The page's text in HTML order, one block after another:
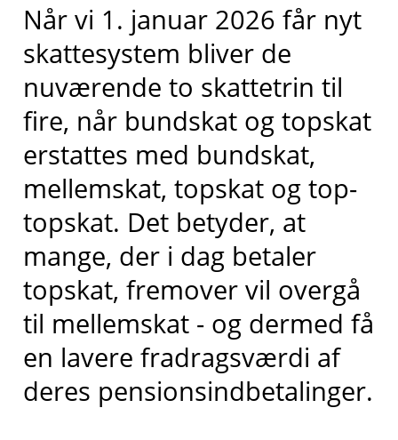
Når vi 1. januar 2026 får nyt
skattesystem bliver de
nuværende to skattetrin til
fire, når bundskat og topskat
erstattes med bundskat,
mellemskat, topskat og top-
topskat. Det betyder, at
mange, der i dag betaler
topskat, fremover vil overgå
til mellemskat - og dermed få
en lavere fradragsværdi af
deres pensionsindbetalinger.